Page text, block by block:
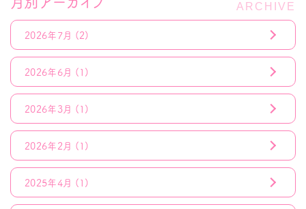
2026年7月 (2)
2026年6月 (1)
2026年3月 (1)
2026年2月 (1)
2025年4月 (1)